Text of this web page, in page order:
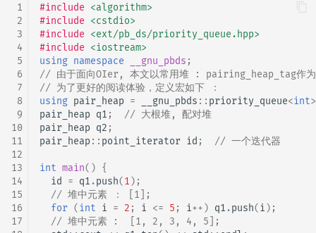
1
2
3
4
5
6
7
8
9
10
11
12
13
14
15
16
17
#include <algorithm>
#include <cstdio>
#include <ext/pb_ds/priority_queue.hpp>
#include <iostream>
using namespace __gnu_pbds ;
// 由于面向OIer, 本文以常用堆 : pairing_heap_tag作为
// 为了更好的阅读体验，定义宏如下 ：
using pair_heap = __gnu_pbds :: priority_queue<int>
pair_heap q1 ;
// 大根堆, 配对堆
pair_heap q2 ;
pair_heap :: point_iterator id ; // 一个迭代器
int main() {
id
= q1 .push(1);
// 堆中元素 ： [1];
for (int i = 2 ; i <= 5 ; i++) q1 .push(i);
// 堆中元素 :  [1, 2, 3, 4, 5];